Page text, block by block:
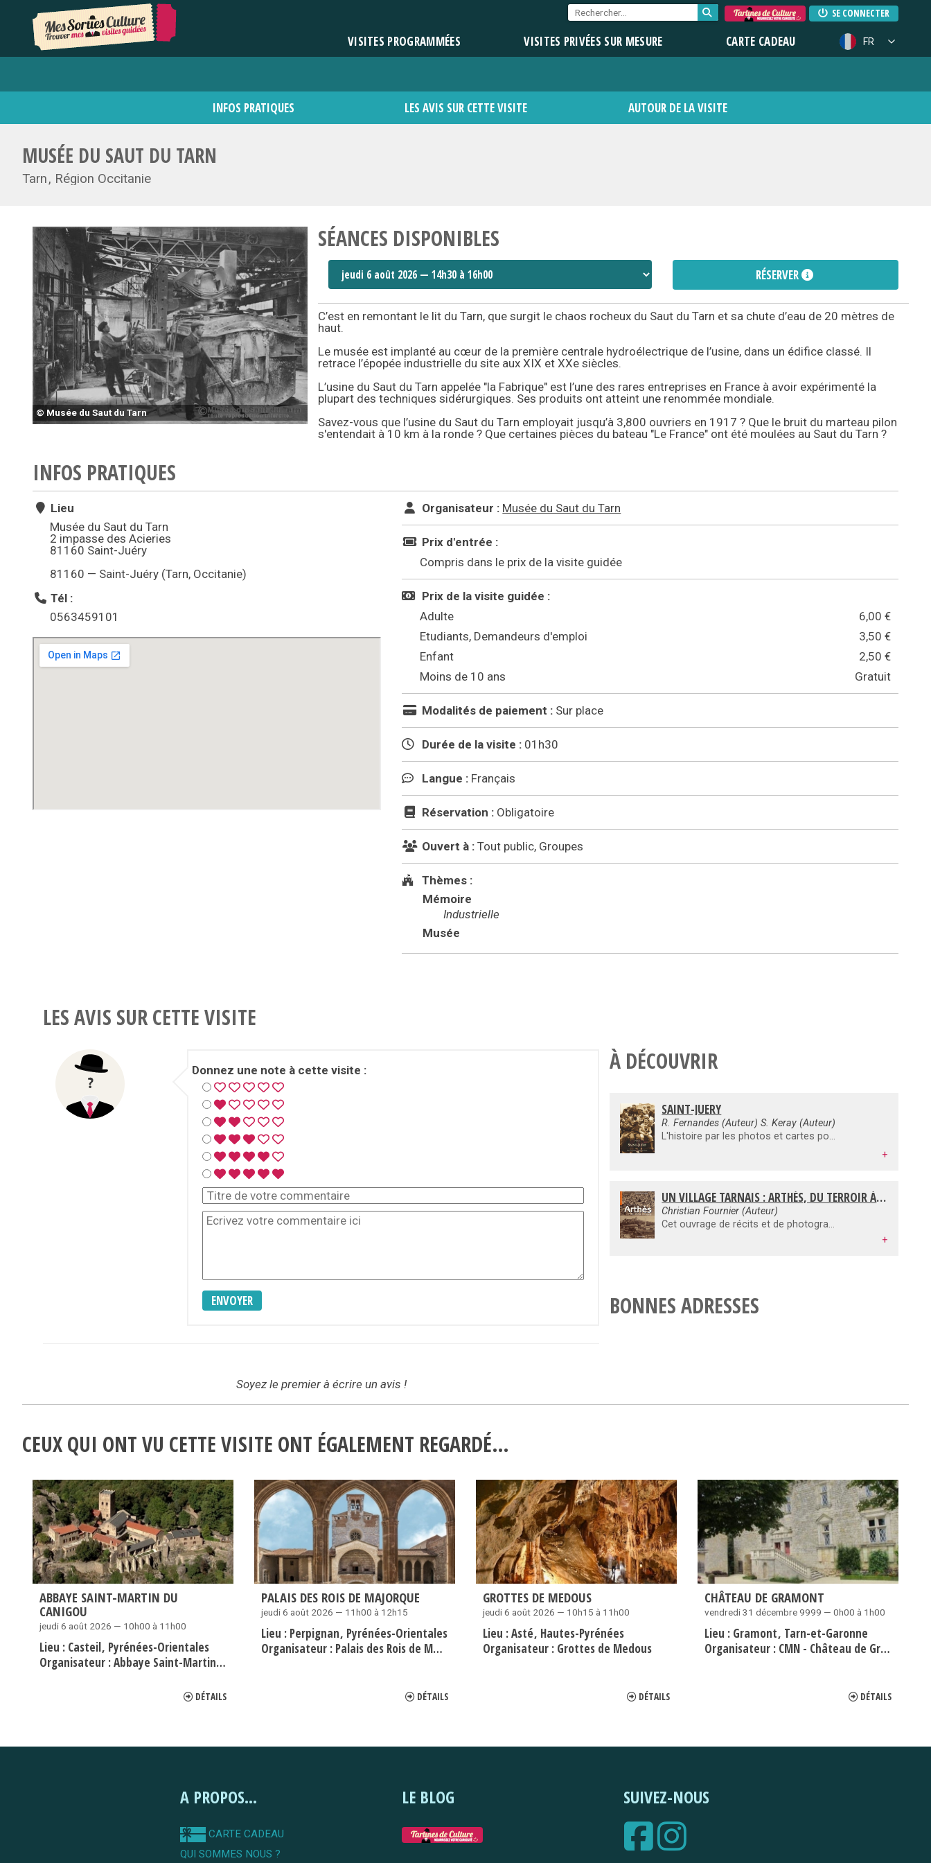
SE CONNECTER
VISITES PROGRAMMÉES VISITES PRIVÉES SUR MESURE CARTE CADEAU FR
INFOS PRATIQUES LES AVIS SUR CETTE VISITE AUTOUR DE LA VISITE
MUSÉE DU SAUT DU TARN
Tarn Région Occitanie
© Musée du Saut du Tarn
SÉANCES DISPONIBLES
RÉSERVER
C’est en remontant le lit du Tarn, que surgit le chaos rocheux du Saut du Tarn et sa chute d’eau de 20 mètres de
haut.
Le musée est implanté au cœur de la première centrale hydroélectrique de l’usine, dans un édifice classé. Il
retrace l’épopée industrielle du site aux XIX et XXe siècles.
L’usine du Saut du Tarn appelée "la Fabrique" est l’une des rares entreprises en France à avoir expérimenté la
plupart des techniques sidérurgiques. Ses produits ont atteint une renommée mondiale.
Savez-vous que l’usine du Saut du Tarn employait jusqu’à 3,800 ouvriers en 1917 ? Que le bruit du marteau pilon
s'entendait à 10 km à la ronde ? Que certaines pièces du bateau "Le France" ont été moulées au Saut du Tarn ?
INFOS PRATIQUES
Lieu
Musée du Saut du Tarn
2 impasse des Acieries
81160 Saint-Juéry
81160 — Saint-Juéry (Tarn, Occitanie)
Tél :
0563459101
Organisateur : Musée du Saut du Tarn
Prix d'entrée :
Compris dans le prix de la visite guidée
Prix de la visite guidée :
Adulte
6,00 €
Etudiants, Demandeurs d'emploi
3,50 €
Enfant
2,50 €
Moins de 10 ans
Gratuit
Modalités de paiement : Sur place
Durée de la visite : 01h30
Langue : Français
Réservation : Obligatoire
Ouvert à : Tout public, Groupes
Thèmes :
Mémoire
Industrielle
Musée
LES AVIS SUR CETTE VISITE
Donnez une note à cette visite :
ENVOYER
Soyez le premier à écrire un avis !
À DÉCOUVRIR
SAINT-JUERY
R. Fernandes (Auteur) S. Keray (Auteur)
L'histoire par les photos et cartes postales
+
UN VILLAGE TARNAIS : ARTHÈS, DU TERROIR À L'USINE
Christian Fournier (Auteur)
Cet ouvrage de récits et de photographies raconte Arthès au siècle dernier. Petite commune limitrophe d'Albi, à la fois ouvrière et rurale, Arthès est à cette époque un village où la vie est souvent dure dans les petites exploitations agricoles où les hommes doivent travailler à l'usine pour survivre. Autour du village sont installés les jardiniers qui écoulent leurs récoltes sur les marchés et dans les commerces des environs. La population du village est en grande partie constituée d'ouvriers qui travaillent à l'usine du Saut du Tarn, située de l'autre côté de la rivière, à Saint-Juéry, où pendant plus d'un siècle et demi, des générations d'arthésiens se sont succédées. A l'usine, la tâche est ardue et pénible, de jour comme de nuit, laminoirs, pilons et martinets étirent, forgent les lingots rouges qui sortent des fours, grâce à leurs "mains d'or" chantées par Bernard Lavilliers dans un texte qui leur rend hommage. Le bruit est infernal, tout tremble, les vibrations sont ressenties dans tout le quartier du Pont... Ce livre, témoin d'un monde passé, peut contribuer à tisser le lien indispensable entre les générations qui se succèdent et faire vivre la mémoire des anciens auprès des plus jeunes...
+
BONNES ADRESSES
CEUX QUI ONT VU CETTE VISITE ONT ÉGALEMENT REGARDÉ…
ABBAYE SAINT-MARTIN DU
CANIGOU
jeudi 6 août 2026 — 10h00 à 11h00
Lieu : Casteil Pyrénées-Orientales
Organisateur :Abbaye Saint-Martin du Canigou
DÉTAILS
PALAIS DES ROIS DE MAJORQUE
jeudi 6 août 2026 — 11h00 à 12h15
Lieu : Perpignan Pyrénées-Orientales
Organisateur : Palais des Rois de Majorque
DÉTAILS
GROTTES DE MEDOUS
jeudi 6 août 2026 — 10h15 à 11h00
Lieu :Asté Hautes-Pyrénées
Organisateur : Grottes de Medous
DÉTAILS
CHÂTEAU DE GRAMONT
vendredi 31 décembre 9999 — 0h00 à 1h00
Lieu : Gramont Tarn-et-Garonne
Organisateur : CMN - Château de Gramont
DÉTAILS
A PROPOS...
CARTE CADEAU
QUI SOMMES NOUS ?
LE BLOG SUIVEZ-NOUS